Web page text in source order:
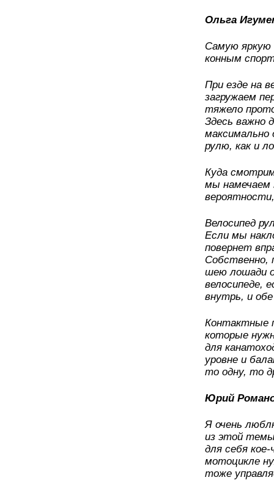
Ольга
Самую яркую
конным
При езде на
загружаем
тяжело
Здесь важно
максимально
рулю, как и
Куда
мы намечаем
Велосипед
Если мы
повернет
Собственно,
шею лошади
велосипеде,
внутрь, и
Контактные
которые
для
уровне и
то одну, то
Юрий
Я очень
из этой
для себя
мотоцикле
тоже